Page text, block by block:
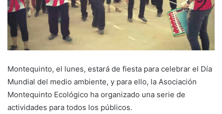
Montequinto, el lunes, estará de fiesta para celebrar el Día
Mundial del medio ambiente, y para ello, la Asociación
Montequinto Ecológico ha organizado una serie de
actividades para todos los públicos.